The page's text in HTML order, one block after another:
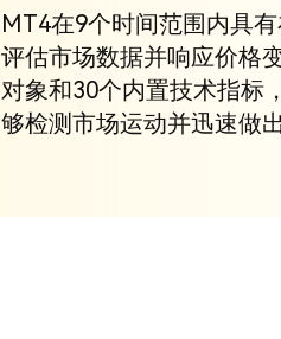
MT4在9个时间范围内具
评估市场数据并响应价格
对象和30个内置技术指标
够检测市场运动并迅速做出